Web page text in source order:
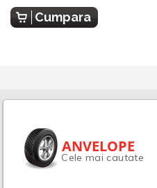
Cumpara
ANVELOPE
Cele mai cautate